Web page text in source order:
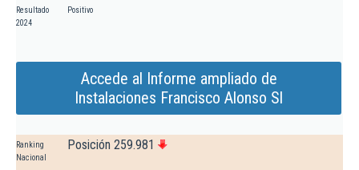
Resultado
2024
Positivo
Accede al Informe ampliado de
Instalaciones Francisco Alonso Sl
Ranking
Nacional
Posición 259.981